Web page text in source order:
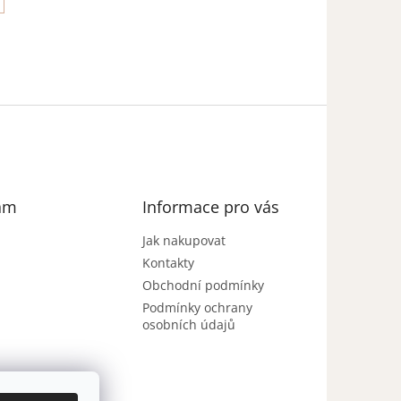
Informace pro vás
Jak nakupovat
Kontakty
Obchodní podmínky
Podmínky ochrany
osobních údajů